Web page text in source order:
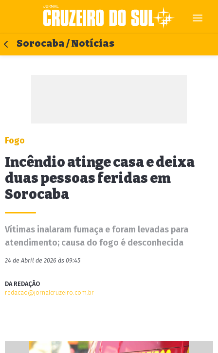
Sorocaba / Notícias
Fogo
Incêndio atinge casa e deixa
duas pessoas feridas em
Sorocaba
Vítimas inalaram fumaça e foram levadas para
atendimento; causa do fogo é desconhecida
24 de Abril de 2026 às 09:45
DA REDAÇÃO
redacao@jornalcruzeiro.com.br